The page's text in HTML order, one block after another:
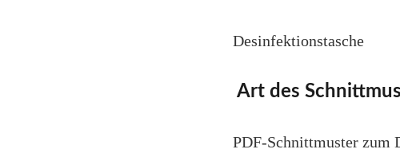
Desinfektionstasche
Art des
PDF-Schnittmuster zum